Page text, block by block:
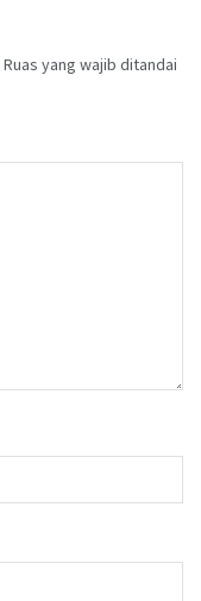
Ruas yang wajib ditandai